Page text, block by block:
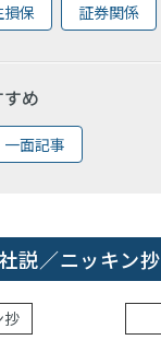
損保 証券関係
め
一面記事
説／ニッキン抄
抄